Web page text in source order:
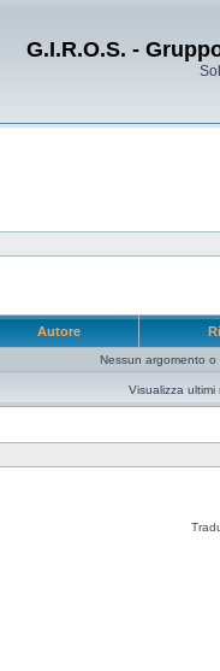
G.I.R.O.S. -
Autore
Nessun argomento o
Visualizza ultimi